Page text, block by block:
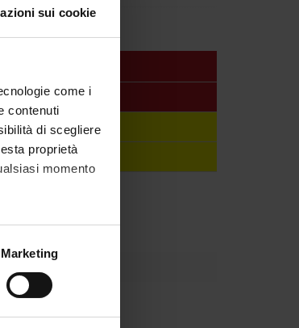
sui cookie
come i
contenuti
di scegliere
proprietà
momento
Marketing